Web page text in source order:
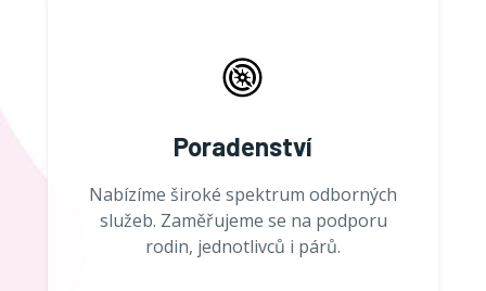
Poradenství
Nabízíme široké spektrum odborných
služeb. Zaměřujeme se na podporu
rodin, jednotlivců i párů.